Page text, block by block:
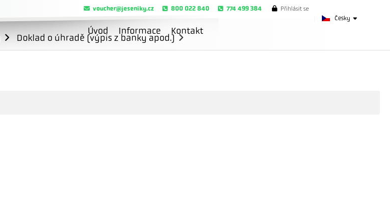
Česky
voucher@jeseniky.cz 800 022 840 774 499 384 Přihlásit se
Úvod Informace Kontakt
Doklad o úhradě (výpis z banky apod.)